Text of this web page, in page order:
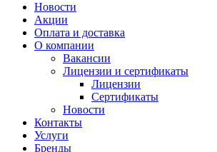
Новости
Акции
Оплата и доставка
О компании
Вакансии
Лицензии и сертификаты
Лицензии
Сертификаты
Новости
Контакты
Услуги
Бренды